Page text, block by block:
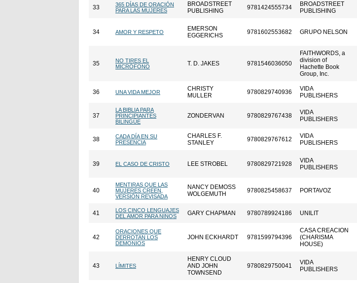
33
365 DÍAS DE ORACIÓN
PARA LAS MUJERES
BROADSTREET
PUBLISHING
9781424555734
BROADSTREET
PUBLISHING
34 AMOR Y RESPETO
EMERSON
EGGERICHS
9781602553682 GRUPO NELSON
35
NO TIRES EL
MICRÓFONO
T. D. JAKES 9781546036050
FAITHWORDS, a
division of
Hachette Book
Group, Inc.
36 UNA VIDA MEJOR
CHRISTY
MULLER
9780829740936
VIDA
PUBLISHERS
37
LA BIBLIA PARA
PRINCIPIANTES
BILINGÜE
ZONDERVAN 9780829767438
VIDA
PUBLISHERS
38
CADA DÍA EN SU
PRESENCIA
CHARLES F.
STANLEY
9780829767612
VIDA
PUBLISHERS
39 EL CASO DE CRISTO LEE STROBEL 9780829721928
VIDA
PUBLISHERS
40
MENTIRAS QUE LAS
MUJERES CREEN,
VERSIÓN REVISADA
NANCY DEMOSS
WOLGEMUTH
9780825458637 PORTAVOZ
41
LOS CINCO LENGUAJES
DEL AMOR PARA NINOS
GARY CHAPMAN 9780789924186 UNILIT
42
ORACIONES QUE
DERROTAN LOS
DEMONIOS
JOHN ECKHARDT 9781599794396
CASA CREACION
(CHARISMA
HOUSE)
43 LÍMITES
HENRY CLOUD
AND JOHN
TOWNSEND
9780829750041
VIDA
PUBLISHERS